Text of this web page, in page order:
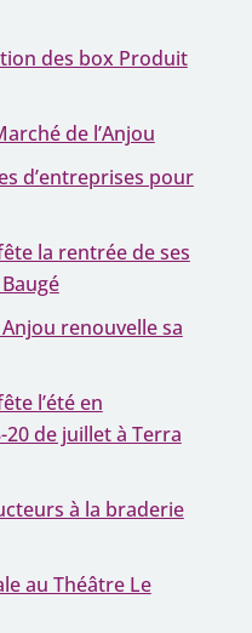
des box Produit
de l’Anjou
d’entreprises pour
la rentrée de ses
renouvelle sa
l’été en
de juillet à Terra
à la braderie
au Théâtre Le